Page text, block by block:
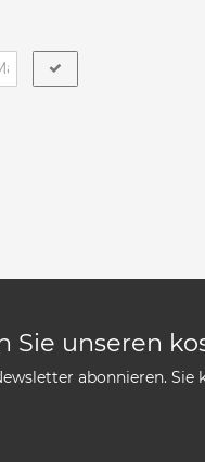
Sie unseren
abonnieren.